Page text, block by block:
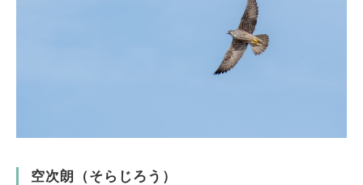
空次朗（そらじろう）